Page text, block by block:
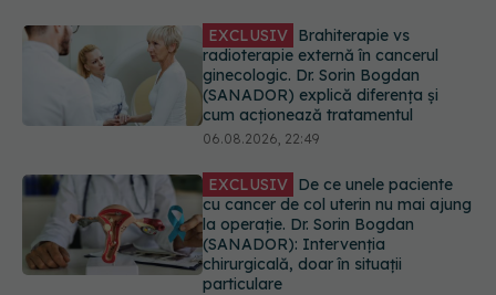
EXCLUSIV Brahiterapie vs
radioterapie externă în cancerul
ginecologic. Dr. Sorin Bogdan
(SANADOR) explică diferența și
cum acționează tratamentul
06.08.2026, 22:49
EXCLUSIV De ce unele paciente
cu cancer de col uterin nu mai ajung
la operație. Dr. Sorin Bogdan
(SANADOR): Intervenția
chirurgicală, doar în situații
particulare